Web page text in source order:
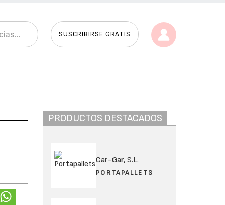
SUSCRIBIRSE GRATIS
PRODUCTOS DESTACADOS
Car-Gar, S.L.
PORTAPALLETS